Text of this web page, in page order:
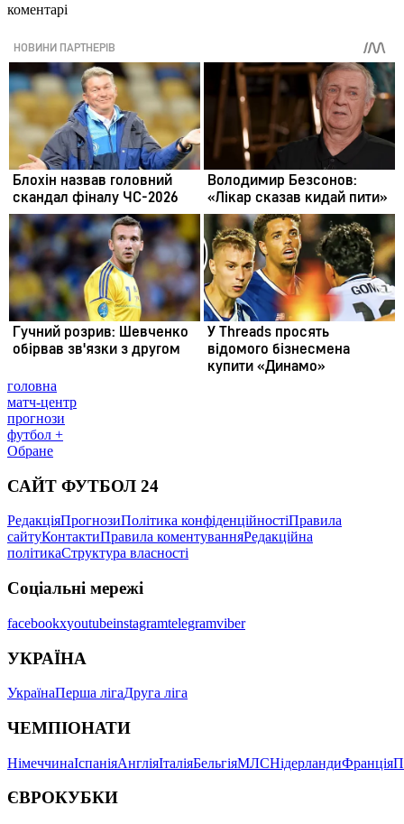
коментарі
головна
матч-центр
прогнози
футбол +
Обране
САЙТ ФУТБОЛ 24
РедакціяПрогнозиПолітика конфіденційностіПравила
сайтуКонтактиПравила коментуванняРедакційна
політикаСтруктура власності
Соціальні мережі
facebookxyoutubeinstagramtelegramviber
УКРАЇНА
УкраїнаПерша лігаДруга ліга
ЧЕМПІОНАТИ
НімеччинаІспаніяАнгліяІталіяБельгіяМЛСНідерландиФранція
ЄВРОКУБКИ